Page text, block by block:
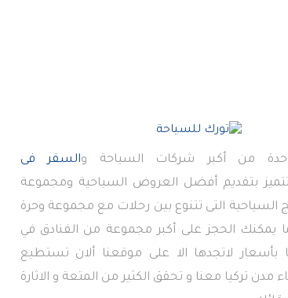
من أكبر شركات السياحة والسفر فى
بتقديم أفضل العروض السياحية ومجموعة
السياحية التى تتنوع بين رحلات مع مجموعة وحرة
يمكنك الحجز على أكبر مجموعة من الفنادق في
بأسعار لاتجدها الا على موقعنا ألان تستطيع
مدن تركيا معنا و تحقق الكثير من المتعة و الاثارة